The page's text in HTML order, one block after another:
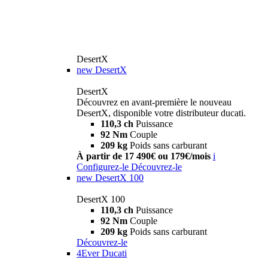
DesertX
new DesertX
DesertX
Découvrez en avant-première le nouveau
DesertX, disponible votre distributeur ducati.
110,3 ch Puissance
92 Nm Couple
209 kg Poids sans carburant
À partir de 17 490€ ou 179€/mois i
Configurez-le Découvrez-le
new DesertX 100
DesertX 100
110,3 ch Puissance
92 Nm Couple
209 kg Poids sans carburant
Découvrez-le
4Ever Ducati